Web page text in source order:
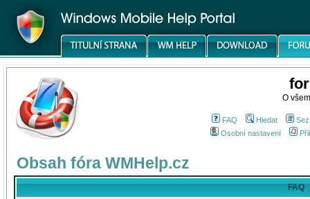
O
FAQ Hledat
Osobní nastavení
Obsah fóra WMHelp.cz
FAQ